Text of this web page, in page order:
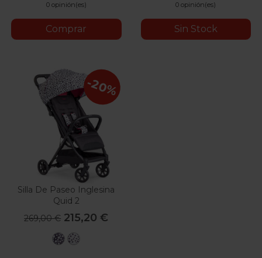
0 opinión(es)
Comprar
0 opinión(es)
Sin Stock
Silla De Paseo Inglesina
Quid 2
269,00 € 215,20 €
Polka
-20%